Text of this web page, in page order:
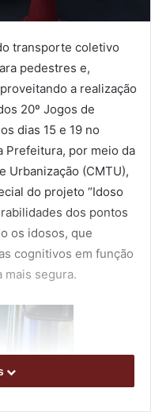
transporte coletivo
pedestres e,
a realização
20º Jogos de
dias 15 e 19 no
Prefeitura, por meio da
Urbanização (CMTU),
do projeto “Idoso
dos pontos
os idosos, que
cognitivos em função
mais segura.